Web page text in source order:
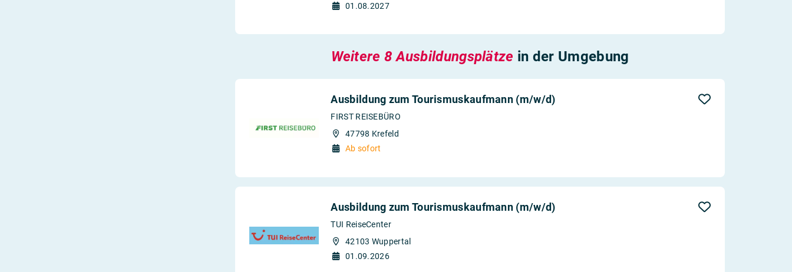
01.08.2027
Weitere 8 Ausbildungsplätze in der Umgebung
Ausbildung zum Tourismuskaufmann (m/w/d)
FIRST REISEBÜRO
47798 Krefeld
Ab sofort
Ausbildung zum Tourismuskaufmann (m/w/d)
TUI ReiseCenter
42103 Wuppertal
01.09.2026